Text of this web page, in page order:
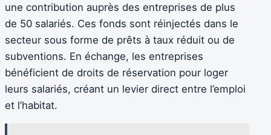
une contribution auprès des entreprises de plus
de 50 salariés. Ces fonds sont réinjectés dans le
secteur sous forme de prêts à taux réduit ou de
subventions. En échange, les entreprises
bénéficient de droits de réservation pour loger
leurs salariés, créant un levier direct entre l’emploi
et l’habitat.